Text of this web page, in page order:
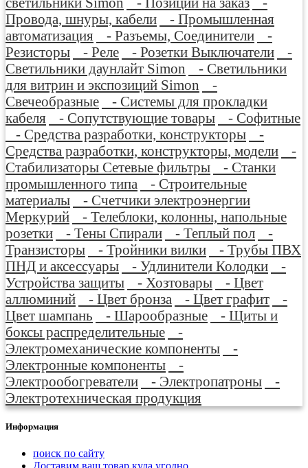
Провода, шнуры, кабели
- Промышленная
автоматизация
- Разъемы, Соединители
-
Резисторы
- Реле - Розетки Выключатели
-
Светильники даунлайт Simon
- Светильники
для витрин и экспозиций Simon
-
Свечеобразные
- Системы для прокладки
кабеля
- Сопутствующие товары
- Софитные
- Средства разработки, конструкторы
-
Средства разработки, конструкторы, модели
-
Стабилизаторы Сетевые фильтры
- Станки
промышленного типа
- Строительные
материалы
- Счетчики электроэнергии
Меркурий
- Телеблоки, колонны, напольные
розетки
- Тены Спирали - Теплый пол
-
Транзисторы
- Тройники вилки
- Трубы ПВХ
ПНД и аксессуары
- Удлинители Колодки
-
Устройства защиты
- Хозтовары
- Цвет
аллюминий
- Цвет бронза - Цвет графит
-
Цвет шампань
- Шарообразные
- Щиты и
боксы распределительные
-
Электромеханические компоненты
-
Электронные компоненты
-
Электрообогреватели
- Электропатроны
-
Электротехническая продукция
Информация
поиск по сайту
Доставим ваш товар куда угодно